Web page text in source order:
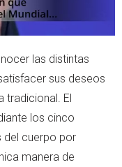
las distintas
sus deseos
tradicional. El
los cinco
del cuerpo por
manera de